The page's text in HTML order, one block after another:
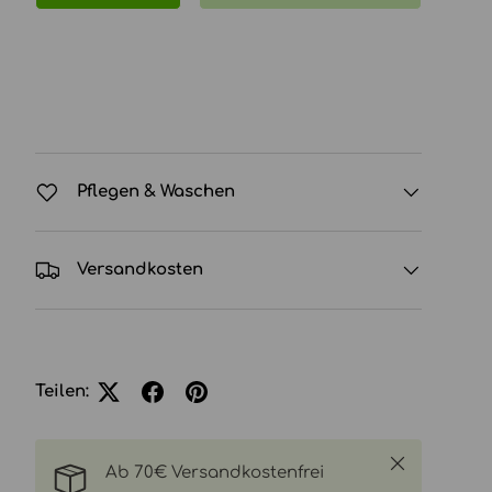
Pflegen & Waschen
Versandkosten
Teilen:
Ab 70€ Versandkostenfrei
Schließen